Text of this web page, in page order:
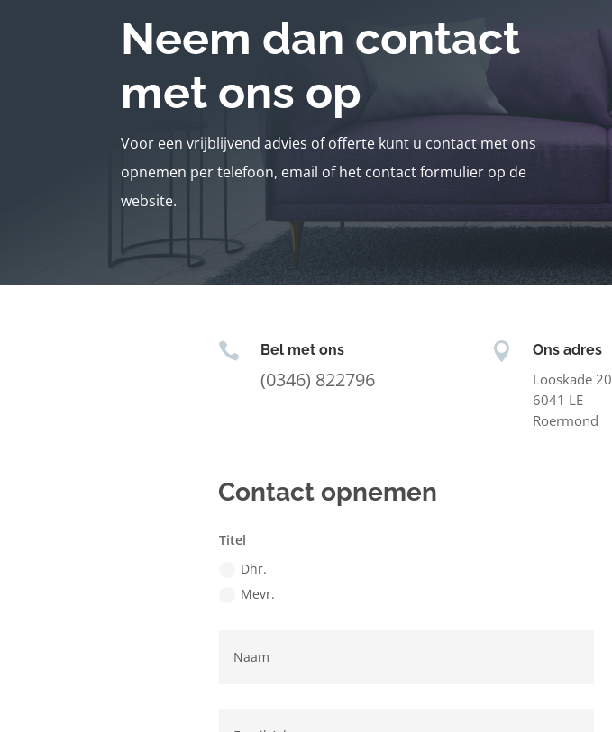
Neem dan contact
met ons op
Voor een vrijblijvend advies of offerte kunt u contact met ons
opnemen per telefoon, email of het contact formulier op de
website.
 Bel met ons
(0346) 822796
 Ons adres
Looskade 20
6041 LE
Roermond
Contact opnemen
Titel
Dhr.
Mevr.